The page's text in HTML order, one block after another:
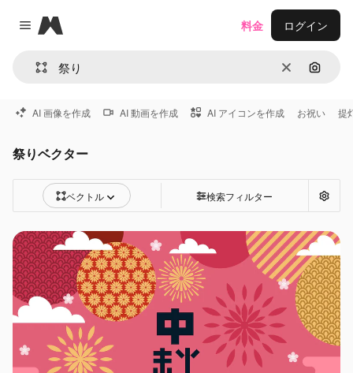
Close menu
Magnific
消去 画像で
料金 ログイン
AI 画像を作成 AI 動画を作成 AI アイコンを作成 お祝い 提
祭りベクター
ベクトル 検索フィルター